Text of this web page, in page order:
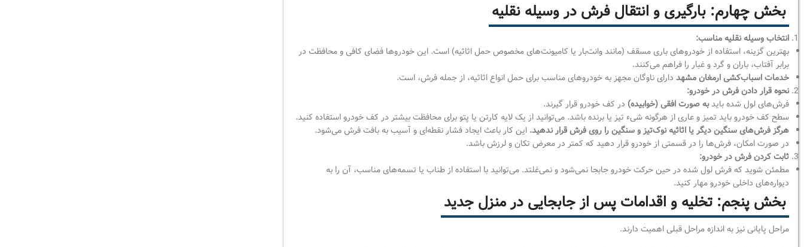
بخش چهارم: بارگیری و انتقال فرش در وسیله نقلیه
انتخاب وسیله نقلیه مناسب:
بهترین گزینه، استفاده از خودروهای باری مسقف (مانند وانت‌بار یا کامیونت‌های مخصوص حمل اثاثیه) است. این خودروها فضای کافی و محافظت در
برابر آفتاب، باران و گرد و غبار را فراهم می‌کنند.
خدمات اسباب‌کشی ارمغان مشهد دارای ناوگان مجهز به خودروهای مناسب برای حمل انواع اثاثیه، از جمله فرش، است.
نحوه قرار دادن فرش در خودرو:
فرش‌های لول شده بایدبه صورت افقی (خوابیده) در کف خودرو قرار گیرند.
سطح کف خودرو باید تمیز و عاری از هرگونه شیء تیز یا برنده باشد. می‌توانید از یک لایه کارتن یا پتو برای محافظت بیشتر در کف خودرو استفاده کنید.
هرگز فرش‌های سنگین دیگر یا اثاثیه نوک‌تیز و سنگین را روی فرش قرار ندهید. این کار باعث ایجاد فشار نقطه‌ای و آسیب به بافت فرش می‌شود.
در صورت امکان، فرش‌ها را در قسمتی از خودرو قرار دهید که کمتر در معرض تکان و لرزش باشد.
ثابت کردن فرش در خودرو:
مطمئن شوید که فرش لول شده در حین حرکت خودرو جابجا نمی‌شود و نمی‌غلتد. می‌توانید با استفاده از طناب یا تسمه‌های مناسب، آن را به
دیواره‌های داخلی خودرو مهار کنید.
بخش پنجم: تخلیه و اقدامات پس از جابجایی در منزل جدید
مراحل پایانی نیز به اندازه مراحل قبلی اهمیت دارند.